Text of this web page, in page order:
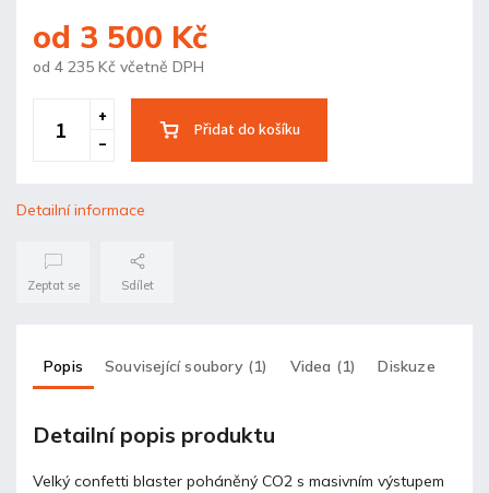
od 3 500 Kč
od 4 235 Kč včetně DPH
Přidat do košíku
Detailní informace
Zeptat se Sdílet
Popis Související soubory (1) Videa (1) Diskuze
Detailní popis produktu
Velký confetti blaster poháněný CO2 s masivním výstupem